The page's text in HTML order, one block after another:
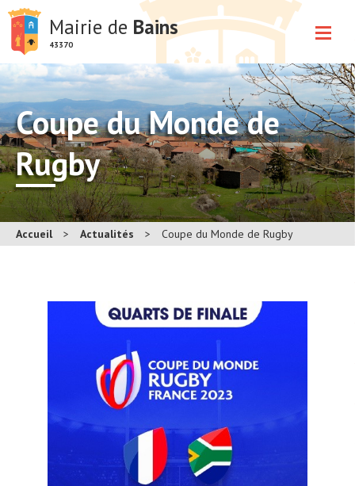
Mairie de Bains
43370
Coupe du Monde de
Rugby
Accueil > Actualités > Coupe du Monde de Rugby